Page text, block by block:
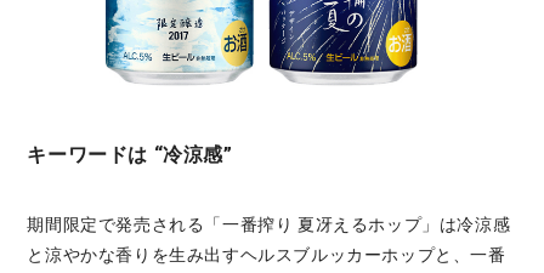
キーワードは “冷涼感”
期間限定で発売される「一番搾り 夏冴えるホップ」は冷涼感
と涼やかな香りを生み出すヘルスブルッカーホップと、一番